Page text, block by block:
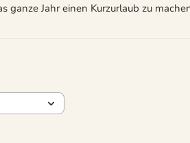
ganze Jahr einen Kurzurlaub zu